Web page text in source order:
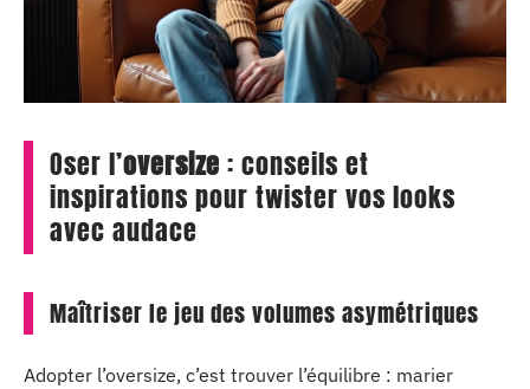
Oser l’oversize : conseils et
inspirations pour twister vos looks
avec audace
Maîtriser le jeu des volumes asymétriques
Adopter l’oversize, c’est trouver l’équilibre : marier